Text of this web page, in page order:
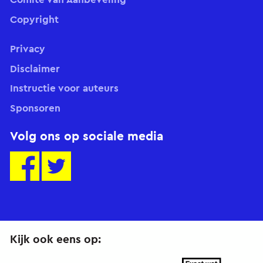
Copyright
Volg ons op sociale media
Privacy
Disclaimer
Instructie voor auteurs
Sponsoren
Kijk ook eens op: